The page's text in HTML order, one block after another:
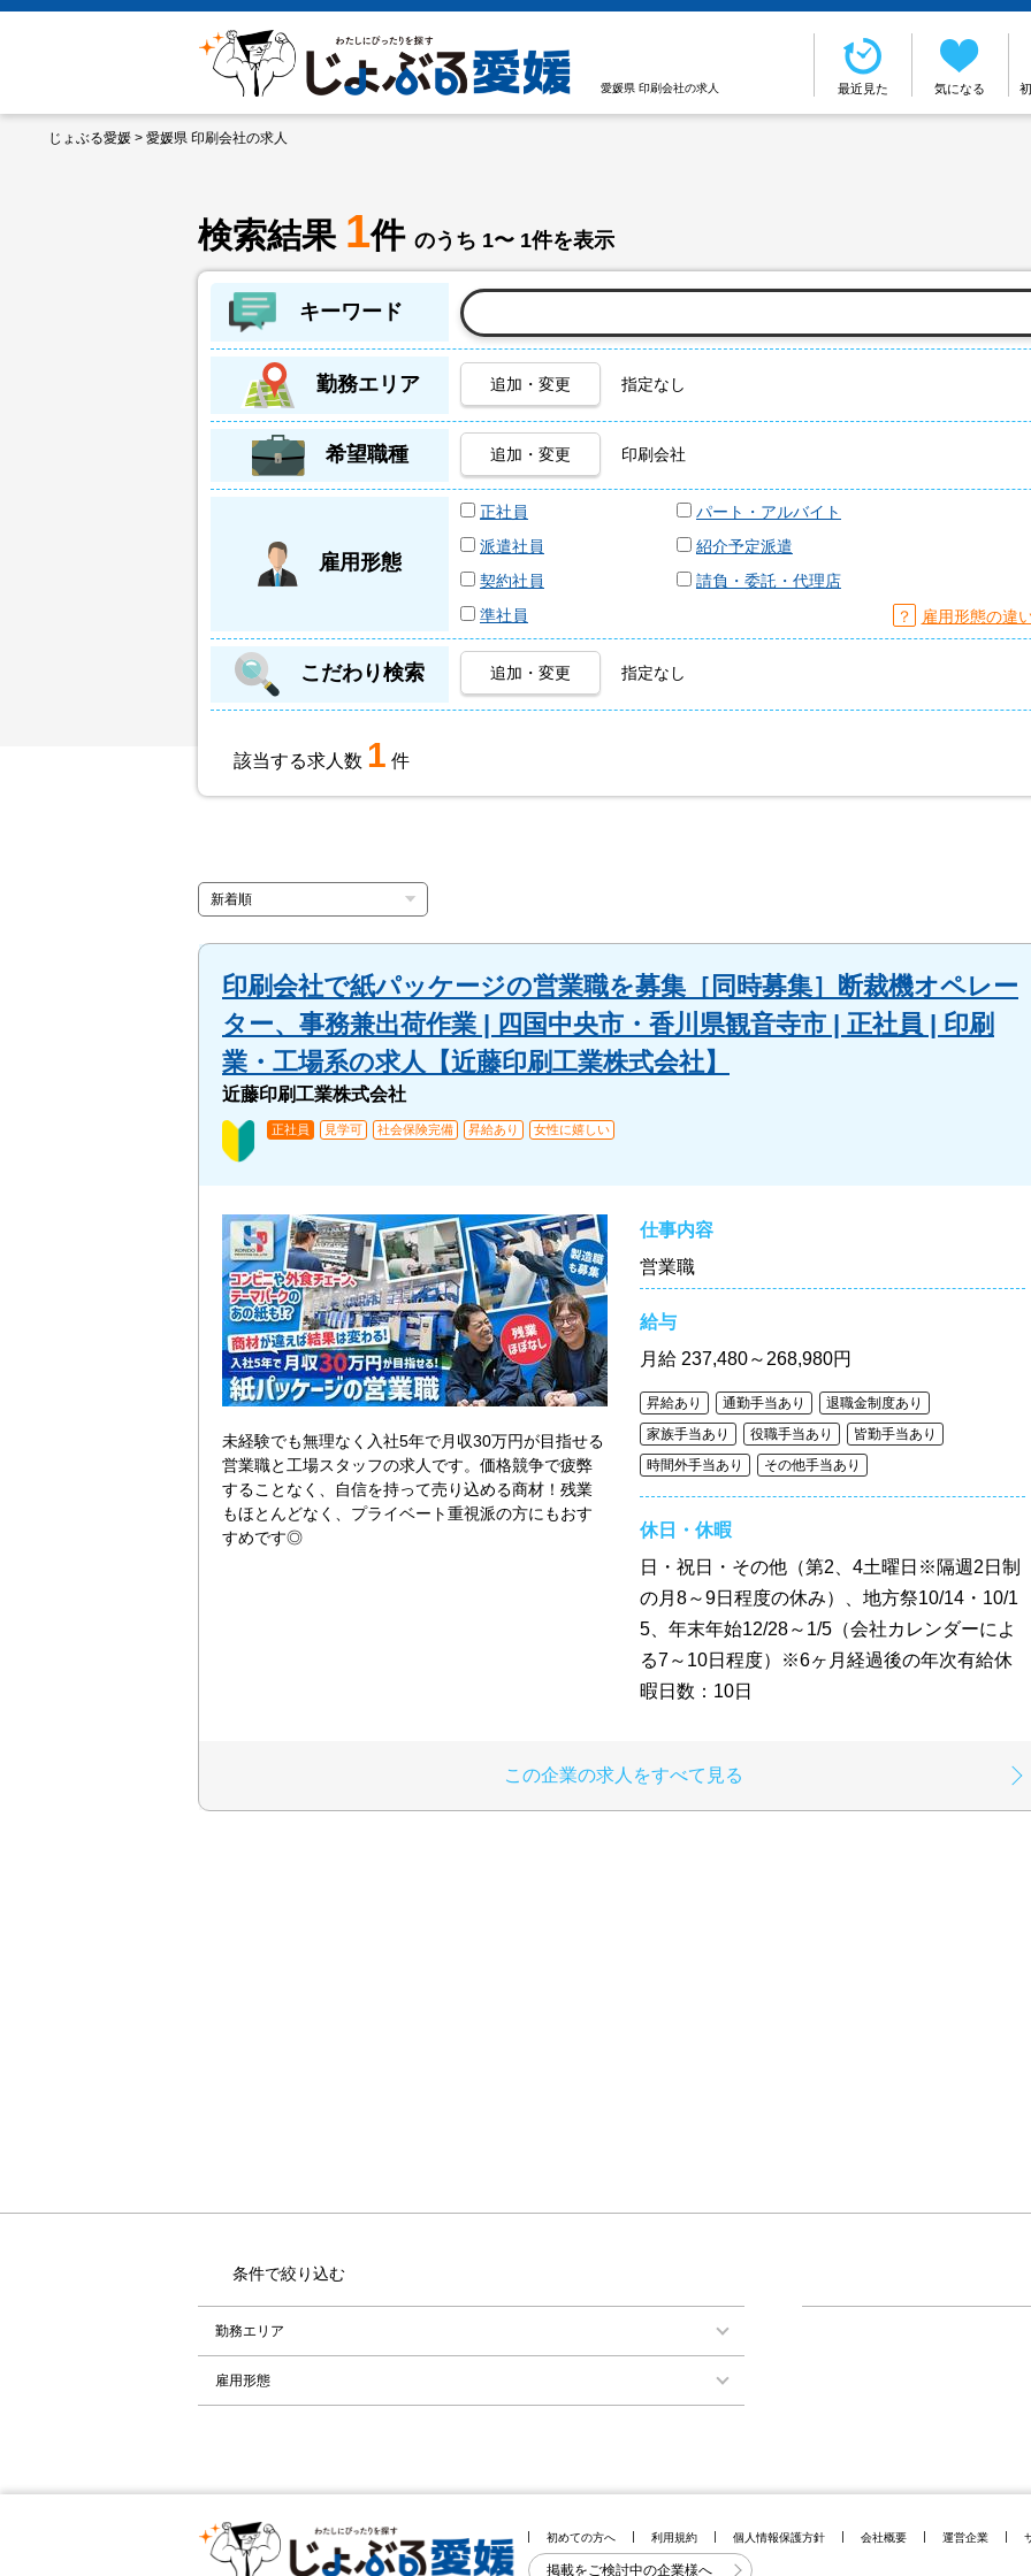
愛媛県 印刷会社の求人 最近見た 気になる
じょぶる愛媛 > 愛媛県 印刷会社の求人
検索結果 1件 のうち 1〜 1件を表示
キーワード
勤務エリア 追加・変更 指定なし
希望職種 追加・変更 印刷会社
雇用形態
正社員
パート・アルバイト
派遣社員
紹介予定派遣
契約社員
請負・委託・代理店
準社員
？ 雇用形態の違
こだわり検索 追加・変更 指定なし
該当する求人数 1 件
印刷会社で紙パッケージの営業職を募集［同時募集］断裁機オペレー
ター、事務兼出荷作業 | 四国中央市・香川県観音寺市 | 正社員 | 印刷
業・工場系の求人【近藤印刷工業株式会社】
近藤印刷工業株式会社
正社員 見学可 社会保険完備 昇給あり 女性に嬉しい
未経験でも無理なく入社5年で月収30万円が目指せる
営業職と工場スタッフの求人です。価格競争で疲弊
することなく、自信を持って売り込める商材！残業
もほとんどなく、プライベート重視派の方にもおす
すめです◎
仕事内容
営業職
給与
月給 237,480～268,980円
昇給あり 通勤手当あり
退職金制度あり
家族手当あり
役職手当あり
皆勤手当あり
時間外手当あり
その他手当あり
休日・休暇
日・祝日・その他（第2、4土曜日※隔週2日制
の月8～9日程度の休み）、地方祭10/14・10/1
5、年末年始12/28～1/5（会社カレンダーによ
る7～10日程度）※6ヶ月経過後の年次有給休
暇日数：10日
この企業の求人をすべて見る
条件で絞り込む
勤務エリア
雇用形態
初めての方へ 利用規約 個人情報保護方針 会社概要 運営企業
掲載をご検討中の企業様へ